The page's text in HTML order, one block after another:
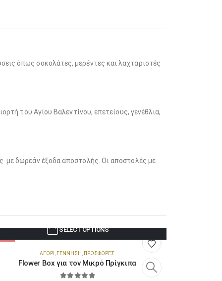
όπως σοκολάτες, μερέντες και λαχταριστές
του Αγίου Βαλεντίνου, επετείους, γενέθλια,
με δωρεάν έξοδα αποστολής. Οι αποστολές με
SELECT OPTIONS
ΑΓΌΡΙ ΓΈΝΝΗΣΗ ΠΡΟΣΦΟΡΈΣ
Flower Box για τον Μικρό Πρίγκιπα